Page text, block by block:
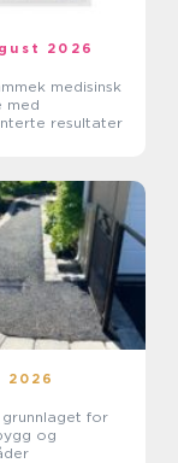
2026
medisinsk
med
resultater
2026
og